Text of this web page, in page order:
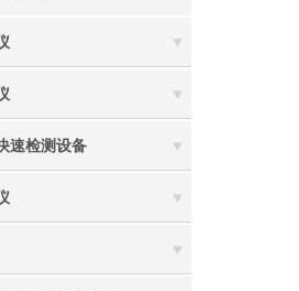
速检测设备